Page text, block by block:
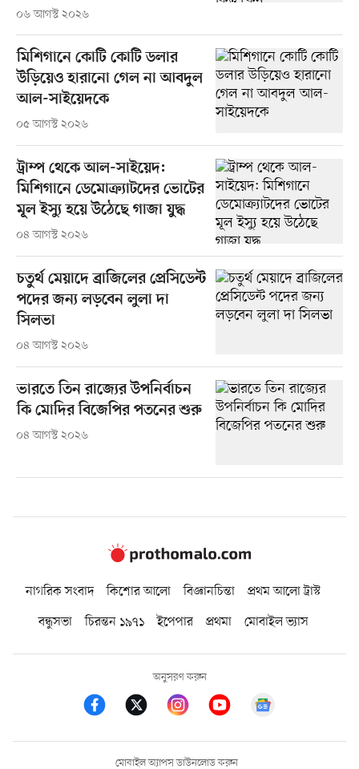
০৬ আগস্ট ২০২৬
মিশিগানে কোটি কোটি ডলার
উড়িয়েও হারানো গেল না আবদুল
আল-সাইয়েদকে
০৫ আগস্ট ২০২৬
ট্রাম্প থেকে আল-সাইয়েদ:
মিশিগানে ডেমোক্র্যাটদের ভোটের
মূল ইস্যু হয়ে উঠেছে গাজা যুদ্ধ
০৪ আগস্ট ২০২৬
চতুর্থ মেয়াদে ব্রাজিলের প্রেসিডেন্ট
পদের জন্য লড়বেন লুলা দা
সিলভা
০৪ আগস্ট ২০২৬
ভারতে তিন রাজ্যের উপনির্বাচন
কি মোদির বিজেপির পতনের শুরু
০৪ আগস্ট ২০২৬
নাগরিক সংবাদ কিশোর আলো বিজ্ঞানচিন্তা
প্রথম আলো ট্রাস্ট
বন্ধুসভা
চিরন্তন ১৯৭১ ইপেপার প্রথমা মোবাইল ভ্যাস
অনুসরণ করুন
মোবাইল অ্যাপস ডাউনলোড করুন